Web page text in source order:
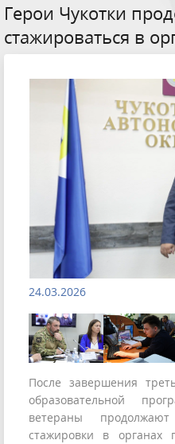
Герои Чукотки
стажироваться в
24.03.2026
После завершения
образовательной
ветераны
стажировки в органах